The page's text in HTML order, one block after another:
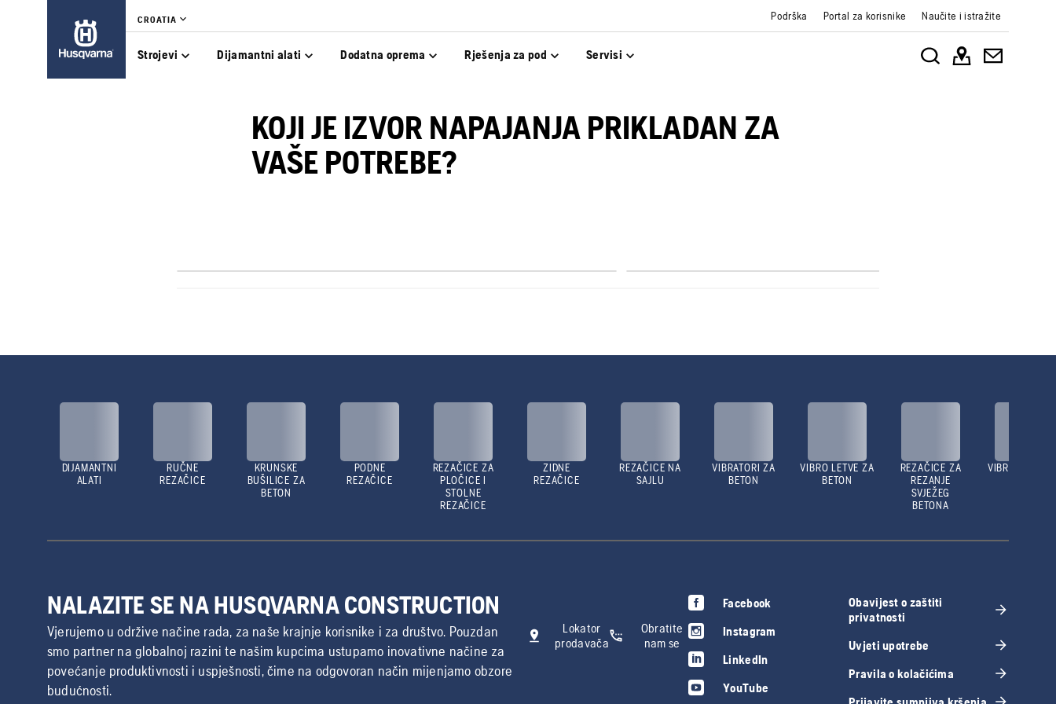
CROATIA Podrška Portal za korisnike Naučite i istražite
Strojevi Dijamantni alati Dodatna oprema Rješenja za pod Servisi
KOJI JE IZVOR NAPAJANJA PRIKLADAN ZA
VAŠE POTREBE?
DIJAMANTNI
ALATI
RUČNE
REZAČICE
KRUNSKE
BUŠILICE ZA
BETON
PODNE
REZAČICE
REZAČICE ZA
PLOČICE I
STOLNE
REZAČICE
ZIDNE
REZAČICE
REZAČICE NA
SAJLU
VIBRATORI ZA
BETON
VIBRO LETVE ZA
BETON
REZAČICE ZA
REZANJE
SVJEŽEG
BETONA
VIBRO
NALAZITE SE NA HUSQVARNA CONSTRUCTION
Vjerujemo u održive načine rada, za naše krajnje korisnike i za društvo. Pouzdan
smo partner na globalnoj razini te našim kupcima ustupamo inovativne načine za
povećanje produktivnosti i uspješnosti, čime na odgovoran način mijenjamo obzore
budućnosti.
Lokator
prodavača
Obratite
nam se
Facebook
Instagram
LinkedIn
YouTube
Obavijest o zaštiti
privatnosti
Uvjeti upotrebe
Pravila o kolačićima